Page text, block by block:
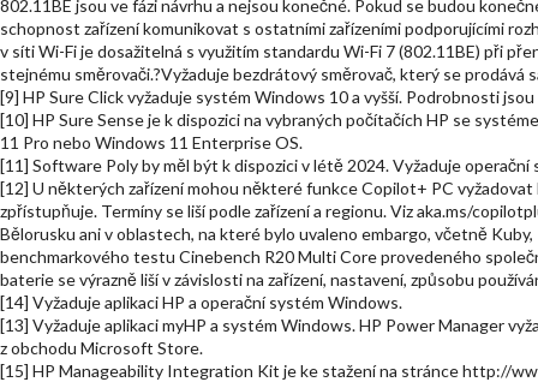
802.11BE jsou ve fázi návrhu a nejsou konečné. Pokud se budou
schopnost zařízení komunikovat s ostatními zařízeními podporujícími
v síti Wi-Fi je dosažitelná s využitím standardu Wi-Fi 7 (802.11BE) při
stejnému směrovači.?Vyžaduje bezdrátový směrovač, který se prodává
[9] HP Sure Click vyžaduje systém Windows 10 a vyšší. Podrobnosti
[10] HP Sure Sense je k dispozici na vybraných počítačích HP se
11 Pro nebo Windows 11 Enterprise OS.
[11] Software Poly by měl být k dispozici v létě 2024. Vyžaduje operační
[12] U některých zařízení mohou některé funkce Copilot+ PC
zpřístupňuje. Termíny se liší podle zařízení a regionu. Viz aka.ms/
Bělorusku ani v oblastech, na které bylo uvaleno embargo, včetně
benchmarkového testu Cinebench R20 Multi Core provedeného
baterie se výrazně liší v závislosti na zařízení, nastavení, způsobu
[14] Vyžaduje aplikaci HP a operační systém Windows.
[13] Vyžaduje aplikaci myHP a systém Windows. HP Power Manager
z obchodu Microsoft Store.
[15] HP Manageability Integration Kit je ke stažení na stránce http://